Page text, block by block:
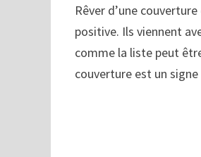
Rêver d’une
positive. Ils viennent
comme la liste peut
couverture est un